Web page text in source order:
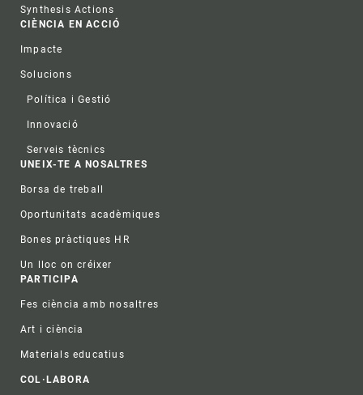
Synthesis Actions
CIÈNCIA EN ACCIÓ
Impacte
Solucions
Política i Gestió
Innovació
Serveis tècnics
UNEIX-TE A NOSALTRES
Borsa de treball
Oportunitats acadèmiques
Bones pràctiques HR
Un lloc on créixer
PARTICIPA
Fes ciència amb nosaltres
Art i ciència
Materials educatius
COL·LABORA